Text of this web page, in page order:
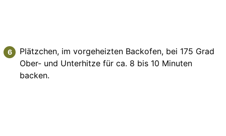
Plätzchen, im vorgeheizten Backofen, bei 175 Grad
Ober- und Unterhitze für ca. 8 bis 10 Minuten
backen.